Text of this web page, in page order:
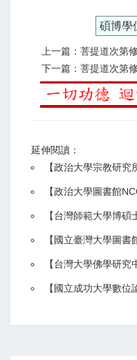
碩博學
上一篇：菩提道次第
下一篇：菩提道次第
延伸閱讀：
【政治大學宗教研究
【政治大學圖書館
【台灣師範大學博碩
【 國立臺灣大學圖書
【台灣大學佛學研究
【 國立成功大學數位